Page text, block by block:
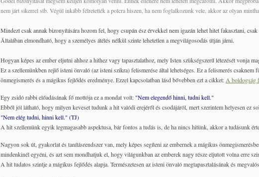
nem járt sikerrel stb. Végül inkább félretették a polcra hiszen, ha nem foglalkozunk vele, akkor az olyan
Mindezt csak annak bizonyítására hozom fel, hogy csupán ész érvekkel nem igazán lehet hitet fakasztani,
Általában elmondható, hogy a személyes átélés nélkül szinte lehetetlen a megvilágosodás útján járni.
Hogyan képes az ember eljutni ahhoz a hithez vagy tapasztalathoz, mely Isten szükségszerű létezését vonja
Ez a szellemünkben rejlő isteni önvaló (az isteni szikra) felismerése által lehetséges. Ez a felismerés csaknem
önmegismerés és a mágikus fejlődés eredménye. Ezzel kapcsolatban lásd bővebben ezt a cikket: A boldogság
Egy zsidó rabbi előadásának fő mottója ez a mondat volt: "Nem elegendő hinni, tudni kell."
Ebből jól látható, hogy milyen keveset tudunk a hit valódi erejéről és csodájáról, mert szerintem helyesen ez
"Nem elég tudni, hinni kell." (TJ)
A hit szellemünk egyik legmagasabb aspektusa, bár fontos a tudás is, de ha nincs hitünk, akkor a tudásunk
Nagyon sok út, gyakorlat és tanításrendszer van, mely képes segíteni az embernek a mágikus
mindenkinél egyéni, és azt sem mondhatjuk el, hogy világunkban az emberek nagy része eljutott volna erre
A hit tudatos szintje a mágikus fejlődés alapja. Természetesen az isteni önvaló megtapasztalásának és